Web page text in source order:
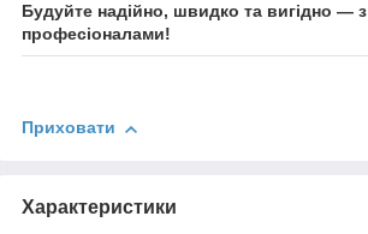
Будуйте надійно, швидко та вигідно — з
професіоналами!
Приховати
Характеристики